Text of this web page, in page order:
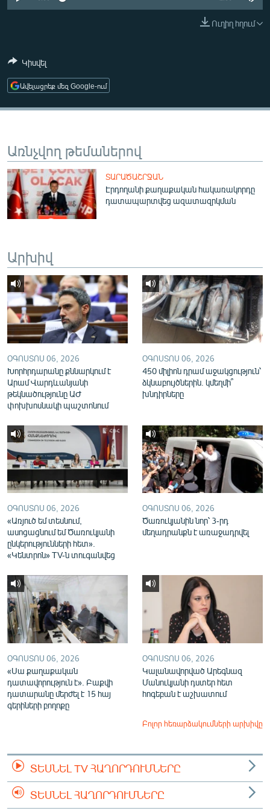
ՄԻՋԱԶԳԱՅԻՆ
ՄԵԿՆԱԲԱՆՈՒԹՅՈՒՆ
ՏՏ ԵՒ ԻՆՏԵՐՆԵՏ
ՏԵՍԱՆՅՈՒԹԵՐ
ԲԱՆԱՎԵՃ
ՁԳՏԵԼՈՎ ԼԱՎԱԳՈՒՅՆԻՆ
Հայերեն
English
Русский
ՀԵՏԵՎԵՔ ՄԵԶ
Ուղիղ հղում
Կիսվել
Ավելացրեք մեզ Google-ում
Առնչվող թեմաներով
ՏԱՐԱԾԱՇՐՋԱՆ
Էրդողանի քաղաքական հակառակորդը
դատապարտվեց ազատազրկման
Արխիվ
ՕԳՈՍՏՈՍ 06, 2026
Խորհրդարանը քննարկում է
Արամ Վարդևանյանի
թեկնածությունը ԱԺ
փոխխոսնակի պաշտոնում
ՕԳՈՍՏՈՍ 06, 2026
450 միլիոն դրամ աջակցություն՝
ձկնաբույծներին. կմեղմի՞
խնդիրները
ՕԳՈՍՏՈՍ 06, 2026
«Առյուծ եմ տեսնում,
ասոցացնում եմ Ծառուկյանի
ընկերությունների հետ».
«Կենտրոն» TV-ն տուգանվեց
ՕԳՈՍՏՈՍ 06, 2026
Ծառուկյանին նոր՝ 3-րդ
մեղադրանքն է առաջադրվել
ՕԳՈՍՏՈՍ 06, 2026
«Սա քաղաքական
դատավորություն է». Բաքվի
դատարանը մերժել է 15 հայ
գերիների բողոքը
ՕԳՈՍՏՈՍ 06, 2026
Կալանավորված Արեգնազ
Մանուկյանի դստեր հետ
հոգեբան է աշխատում
Բոլոր հեռարձակումների արխիվը
ՏԵՍՆԵԼ TV ՀԱՂՈՐԴՈՒՄՆԵՐԸ
ՏԵՍՆԵԼ ՀԱՂՈՐԴՈՒՄՆԵՐԸ